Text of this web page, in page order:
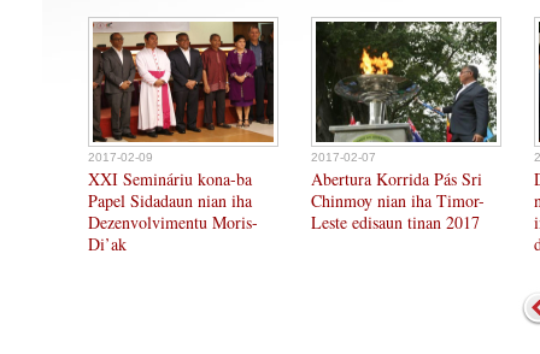
2017-02-09
XXI Semináriu kona-ba
Papel Sidadaun nian iha
Dezenvolvimentu Moris-
Di’ak
2017-02-07
Abertura Korrida Pás Sri
Chinmoy nian iha Timor-
Leste edisaun tinan 2017